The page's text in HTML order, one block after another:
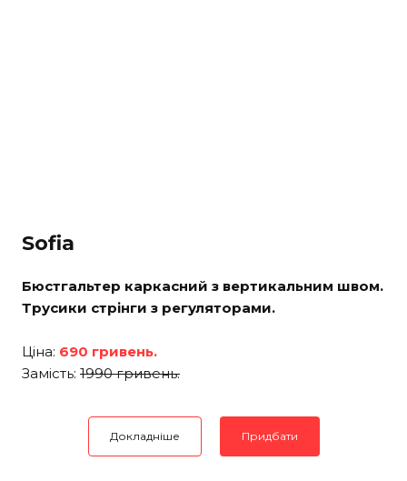
Sofia
Бюстгальтер каркасний з вертикальним швом.
Трусики стрінги з регуляторами.
Ціна: 690 гривень.
Замість: 1990 гривень.
Докладніше Придбати